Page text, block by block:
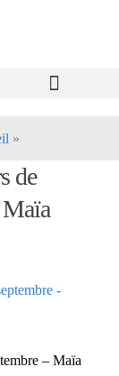
»
de
Maïa
– Maïa